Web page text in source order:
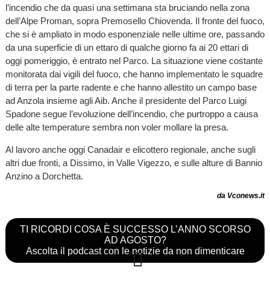
l’incendio che da quasi una settimana sta bruciando nella zona
dell’Alpe Proman, sopra Premosello Chiovenda. Il fronte del fuoco,
che si è ampliato in modo esponenziale nelle ultime ore, passando
da una superficie di un ettaro di qualche giorno fa ai 20 ettari di
oggi pomeriggio, è entrato nel Parco. La situazione viene costante
monitorata dai vigili del fuoco, che hanno implementato le squadre
di terra per la parte radente e che hanno allestito un campo base
ad Anzola insieme agli Aib. Anche il presidente del Parco Luigi
Spadone segue l’evoluzione dell’incendio, che purtroppo a causa
delle alte temperature sembra non voler mollare la presa.
Al lavoro anche oggi Canadair e elicottero regionale, anche sugli
altri due fronti, a Dissimo, in Valle Vigezzo, e sulle alture di Bannio
Anzino a Dorchetta.
da Vconews.it
TI RICORDI COSA È SUCCESSO L’ANNO SCORSO
AD AGOSTO?
Ascolta il podcast con le notizie da non dimenticare